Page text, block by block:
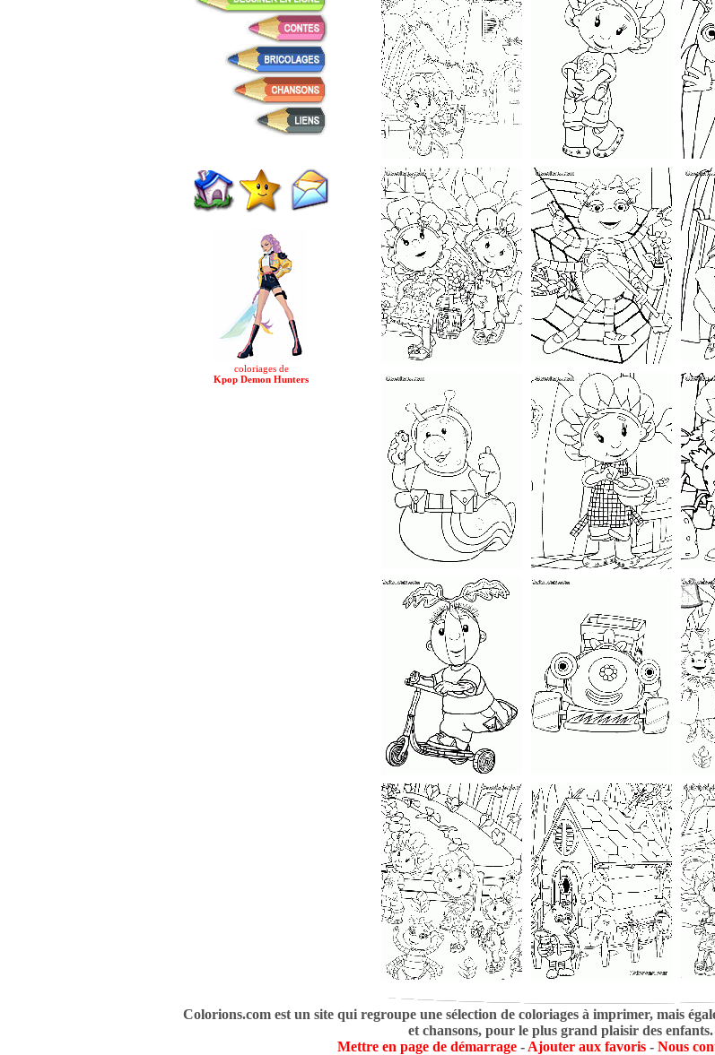
coloriages de
Kpop Demon Hunters
Colorions.com est un site qui regroupe une sélection de coloriages à imprimer, mais
et chansons, pour le plus grand plaisir des
Mettre en page de démarrage- Ajouter aux favoris- Nous